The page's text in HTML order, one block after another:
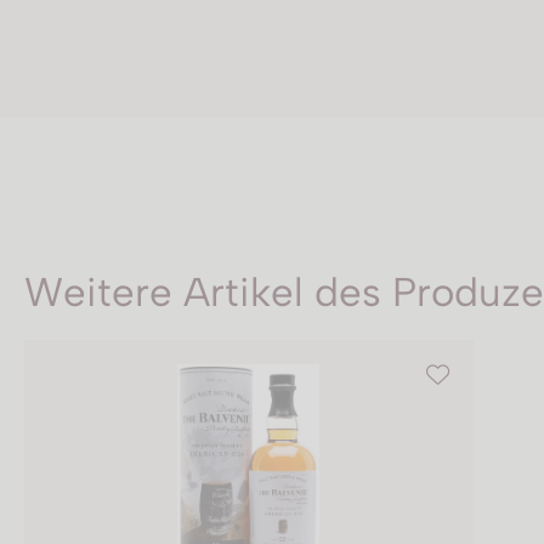
Weitere Artikel des